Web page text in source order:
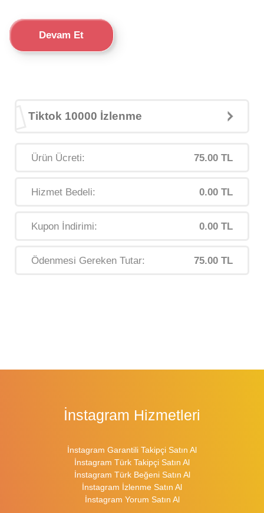
Tiktok 10000 İzlenme
Ürün Ücreti: 75.00 TL
Hizmet Bedeli: 0.00 TL
Kupon İndirimi: 0.00 TL
Ödenmesi Gereken Tutar: 75.00 TL
Devam Et
İnstagram Hizmetleri
İnstagram Garantili Takipçi Satın Al
İnstagram Türk Takipçi Satın Al
İnstagram Türk Beğeni Satın Al
İnstagram İzlenme Satın Al
İnstagram Yorum Satın Al